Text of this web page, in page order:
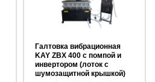
Галтовка вибрационная
KAY ZBX 400 с помпой и
инвертором (лоток с
шумозащитной крышкой)